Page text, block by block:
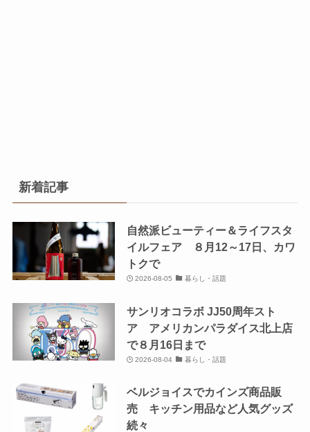
新着記事
自然派ビューティー＆ライフスタ
イルフェア ８月12～17日、カワ
トクで
2026-08-05 暮らし・話題
サンリオコラボ JJ50周年スト
ア アメリカンパラダイス北上店
で８月16日まで
2026-08-04 暮らし・話題
ベルジョイスでカインズ商品販
売 キッチン用品など人気グッズ
続々